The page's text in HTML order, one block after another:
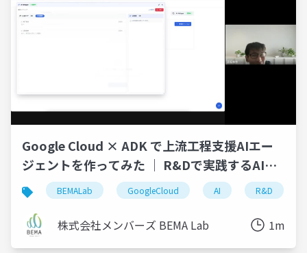
Google Cloud × ADK で上流工程支援AIエー
ジェントを作ってみた ｜ R&Dで実践するAIプ
ロダクト開発｜UPSTREAM
BEMALab GoogleCloud AI R&D
株式会社メンバーズ BEMA Lab 1m